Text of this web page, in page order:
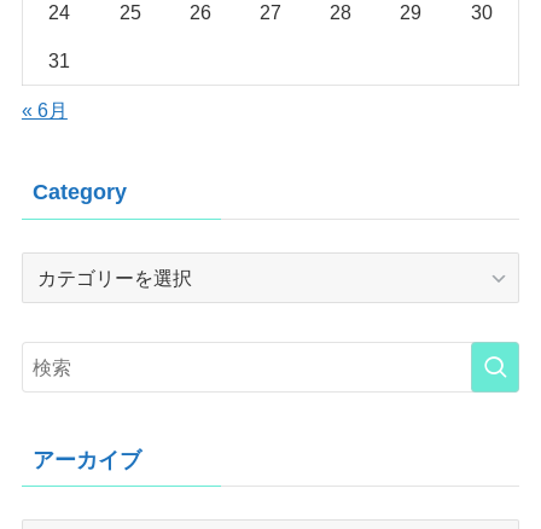
24 25 26 27 28 29 30
31
« 6月
Category
Category
アーカイブ